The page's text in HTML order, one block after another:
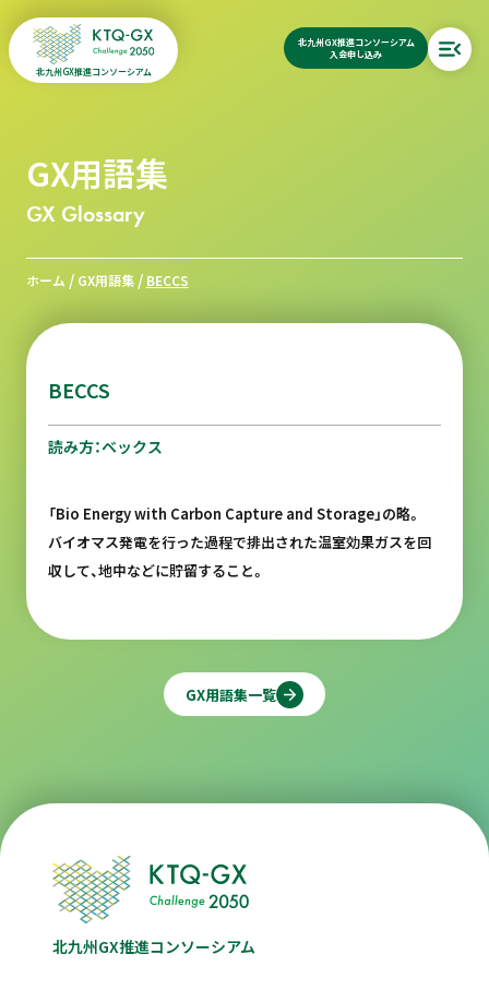
北九州GX推進コンソーシアム
北九州GX推進コンソーシアム
入会申し込み
GX用語集
GX Glossary
ホーム/ GX用語集/ BECCS
BECCS
読み方：ベックス
「Bio Energy with Carbon Capture and Storage」の略。
バイオマス発電を行った過程で排出された温室効果ガスを回
収して、地中などに貯留すること。
GX用語集一覧
北九州GX推進コンソーシアム